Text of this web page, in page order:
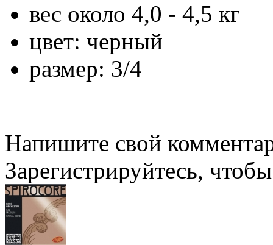
вес около 4,0 - 4,5 кг
цвет: черный
размер: 3/4
Напишите свой
Зарегистрируйтесь,